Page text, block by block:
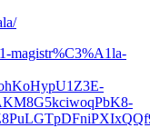
magistr%C3%A1la-